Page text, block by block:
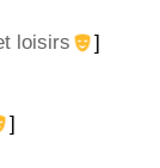
loisirs ]
]